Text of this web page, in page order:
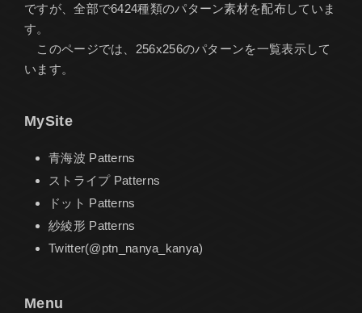
ですが、全部で6424種類のパターン素材を配布していま
す。
このページでは、256x256のパターンを一覧表示して
います。
MySite
青海波 Patterns
ストライプ Patterns
ドット Patterns
紗綾形 Patterns
Twitter(@ptn_nanya_kanya)
Menu